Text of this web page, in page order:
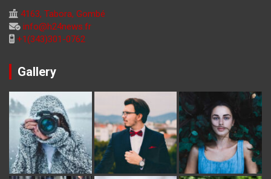
4163, Tabora, Gombé
info@h24news.fr
+1(343)301-0762
Gallery